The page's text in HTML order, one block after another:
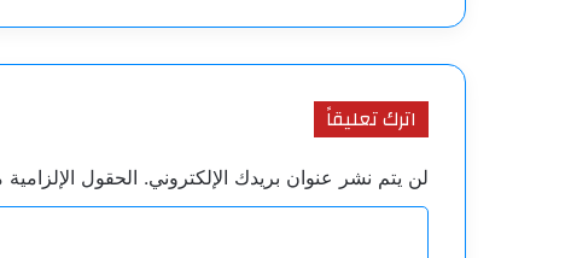
اترك تعليقاً
لن يتم نشر عنوان بريدك الإلكتروني. الحقول الإلزامية